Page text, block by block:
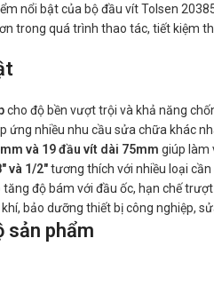
nổi bật của bộ đầu vít Tolsen
trong quá trình thao tác, tiết kiệm
cho độ bền vượt trội và khả năng
ứng nhiều nhu cầu sửa chữa khác
và 19 đầu vít dài 75mm giúp làm
và 1/2″tương thích với nhiều loại
độ bám với đầu ốc, hạn chế
bảo dưỡng thiết bị công nghiệp,
sản phẩm